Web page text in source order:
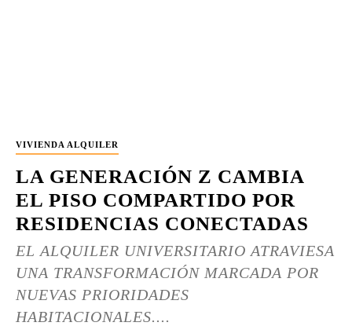
VIVIENDA ALQUILER
LA GENERACIÓN Z CAMBIA
EL PISO COMPARTIDO POR
RESIDENCIAS CONECTADAS
EL ALQUILER UNIVERSITARIO ATRAVIESA
UNA TRANSFORMACIÓN MARCADA POR
NUEVAS PRIORIDADES
HABITACIONALES....